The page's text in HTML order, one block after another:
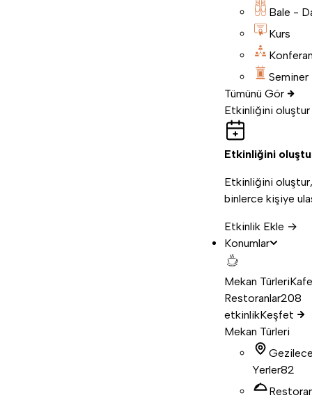
Bale -
Kurs
Seminer
Tümünü Gör
Etkinliğini oluştur
Etkinliğini
Etkinliğini oluştur,
binlerce kişiye
Etkinlik Ekle →
Konumlar
Mekan Türleri
Restoranlar208
etkinlikKeşfet
Mekan Türleri
Yerler82